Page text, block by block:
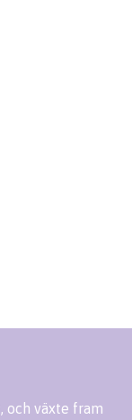
och växte fram